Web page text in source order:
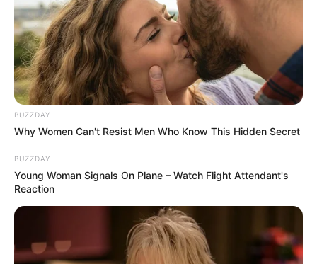
BUZZDAY
Why Women Can't Resist Men Who Know This Hidden Secret
BUZZDAY
Young Woman Signals On Plane – Watch Flight Attendant's
Reaction